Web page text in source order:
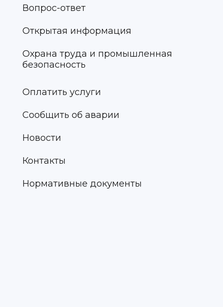
Вопрос-ответ
Открытая информация
Охрана труда и промышленная
безопасность
Оплатить услуги
Сообщить об аварии
Новости
Контакты
Нормативные документы